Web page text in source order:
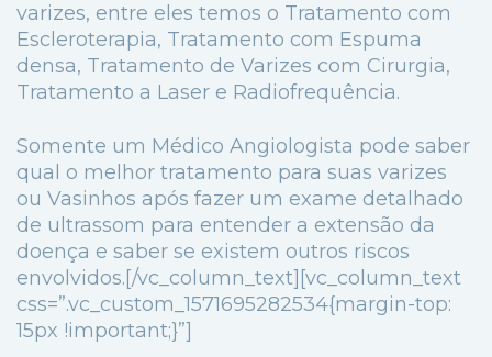
varizes, entre eles temos o Tratamento com
Escleroterapia, Tratamento com Espuma
densa, Tratamento de Varizes com Cirurgia,
Tratamento a Laser e Radiofrequência.
Somente um Médico Angiologista pode saber
qual o melhor tratamento para suas varizes
ou Vasinhos após fazer um exame detalhado
de ultrassom para entender a extensão da
doença e saber se existem outros riscos
envolvidos.[/vc_column_text][vc_column_text
css=”.vc_custom_1571695282534{margin-top:
15px !important;}”]